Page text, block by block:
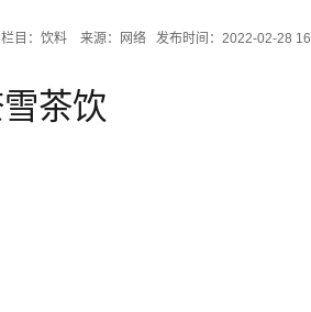
栏目：饮料 来源：网络 发布时间：2022-02-28